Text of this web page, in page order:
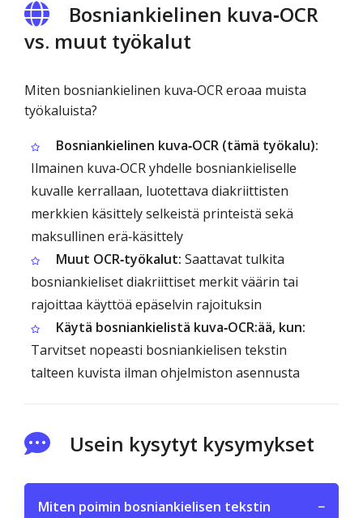
Bosniankielinen kuva‑OCR
vs. muut työkalut
Miten bosniankielinen kuva‑OCR eroaa muista
työkaluista?
Bosniankielinen kuva‑OCR (tämä työkalu):
Ilmainen kuva‑OCR yhdelle bosniankieliselle
kuvalle kerrallaan, luotettava diakriittisten
merkkien käsittely selkeistä printeistä sekä
maksullinen erä‑käsittely
Muut OCR‑työkalut: Saattavat tulkita
bosniankieliset diakriittiset merkit väärin tai
rajoittaa käyttöä epäselvin rajoituksin
Käytä bosniankielistä kuva‑OCR:ää, kun:
Tarvitset nopeasti bosniankielisen tekstin
talteen kuvista ilman ohjelmiston asennusta
Usein kysytyt kysymykset
Miten poimin bosniankielisen tekstin
−